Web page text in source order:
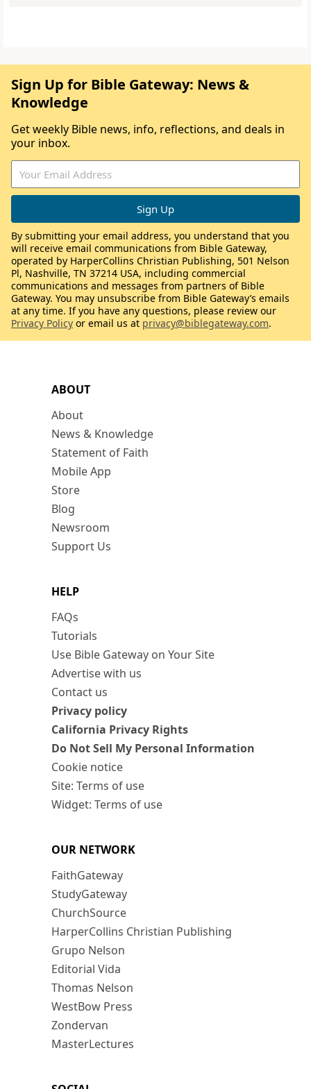
ABOUT
About
News & Knowledge
Statement of Faith
Mobile App
Store
Blog
Newsroom
Support Us
HELP
FAQs
Tutorials
Use Bible Gateway on Your Site
Advertise with us
Contact us
Privacy policy
California Privacy Rights
Do Not Sell My Personal Information
Cookie notice
Site: Terms of use
Widget: Terms of use
OUR NETWORK
FaithGateway
StudyGateway
ChurchSource
HarperCollins Christian Publishing
Grupo Nelson
Editorial Vida
Thomas Nelson
WestBow Press
Zondervan
MasterLectures
Sign Up for Bible Gateway: News &
Knowledge
Get weekly Bible news, info, reflections, and deals in
your inbox.
By submitting your email address, you understand that you
will receive email communications from Bible Gateway,
operated by HarperCollins Christian Publishing, 501 Nelson
Pl, Nashville, TN 37214 USA, including commercial
communications and messages from partners of Bible
Gateway. You may unsubscribe from Bible Gateway’s emails
at any time. If you have any questions, please review our
Privacy Policy or email us at privacy@biblegateway.com.